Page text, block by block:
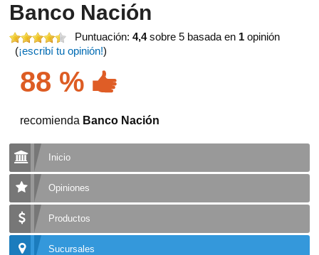
Banco Nación
Puntuación:4,4sobre 5 basada en 1 opinión
(¡escribí tu opinión!)
88 %
recomienda Banco Nación
Inicio
Opiniones
Productos
Sucursales